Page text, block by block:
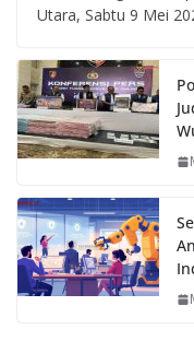
Utara, Sabtu 9 Mei